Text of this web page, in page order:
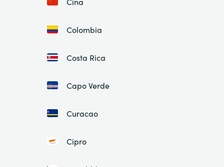
Colombia
Costa Rica
Capo Verde
Curacao
Cipro